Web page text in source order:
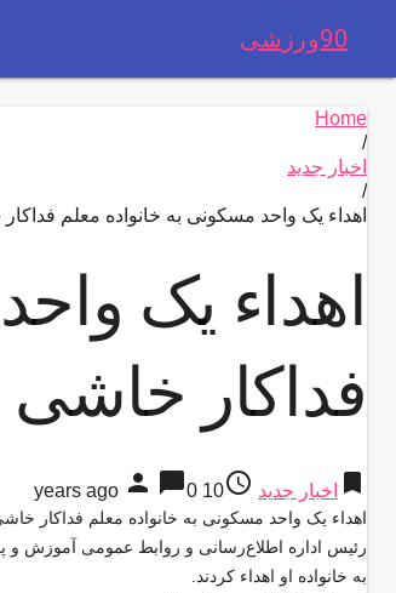
90ورزشی
Home
/
اخبار جدید
/
اهداء یک واحد مسکونی به خانواده معلم
اهداء یک
فداکار خاشی
bookmark اخبار جدید access_time
10 years ago
person chat_bubble0
اهداء یک واحد مسکونی به خانواده معلم فداکار
رئیس اداره اطلاع‌رسانی و روابط عمومی آموزش
به خانواده او اهداء کردند.